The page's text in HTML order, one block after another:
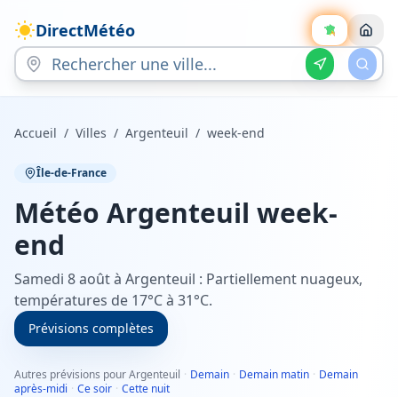
DirectMétéo
Accueil / Villes / Argenteuil / week-end
Île-de-France
Météo Argenteuil week-
end
Samedi 8 août à Argenteuil : Partiellement nuageux,
températures de 17°C à 31°C.
Prévisions complètes
Autres prévisions pour Argenteuil · Demain · Demain matin · Demain
après-midi · Ce soir · Cette nuit